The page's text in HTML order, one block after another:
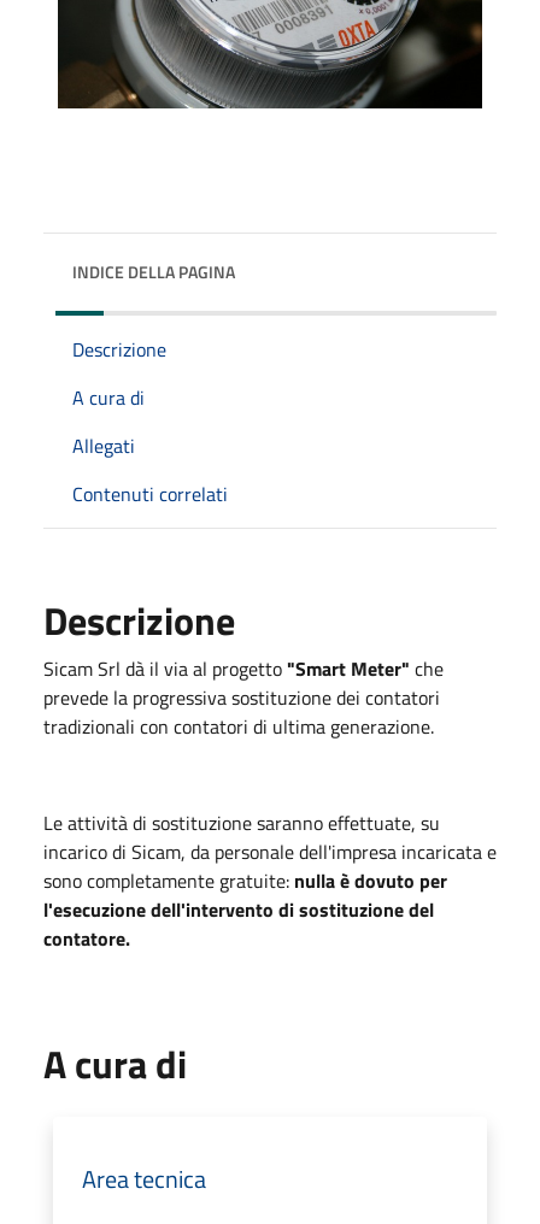
INDICE DELLA PAGINA
Descrizione
A cura di
Allegati
Contenuti correlati
Descrizione
Sicam Srl dà il via al progetto"Smart Meter" che
prevede la progressiva sostituzione dei contatori
tradizionali con contatori di ultima generazione.
Le attività di sostituzione saranno effettuate, su
incarico di Sicam, da personale dell'impresa incaricata e
sono completamente gratuite: nulla è dovuto per
l'esecuzione dell'intervento di sostituzione del
contatore.
A cura di
Area tecnica